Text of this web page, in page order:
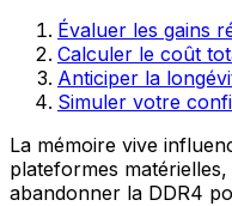
Évaluer les gains
Calculer le coût
Anticiper la
Simuler votre
La mémoire vive
plateformes
abandonner la DDR4